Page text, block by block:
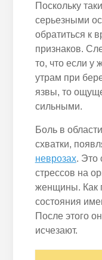
Поскольку
серьезными
обратиться к
признаков.
то, что если у
утрам при
язвы, то
сильными.
Боль в
схватки,
неврозах. Это
стрессов на
женщины. Как
состояния
После этого
исчезают.